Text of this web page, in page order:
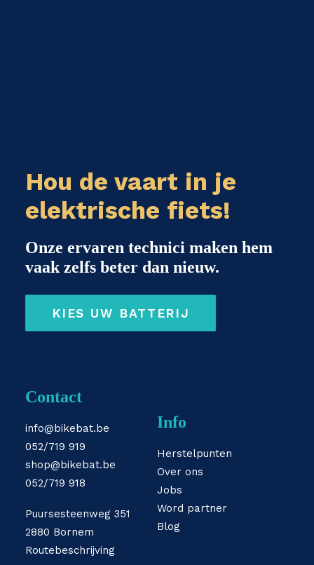
Hou de vaart in je
elektrische fiets!
Onze ervaren technici maken hem
vaak zelfs beter dan nieuw.
KIES UW BATTERIJ
Contact
info@bikebat.be
052/719 919
shop@bikebat.be
052/719 918
Puursesteenweg 351
2880 Bornem
Routebeschrijving
Info
Herstelpunten
Over ons
Jobs
Word partner
Blog